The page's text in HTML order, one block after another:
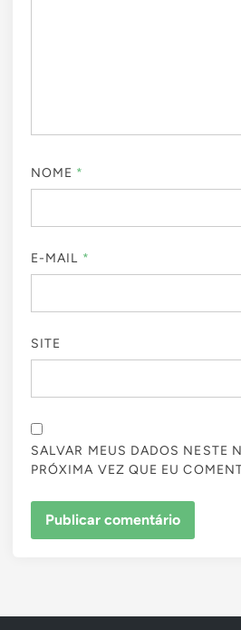
NOME *
E-MAIL *
SITE
SALVAR MEUS DADOS NESTE
PRÓXIMA VEZ QUE EU